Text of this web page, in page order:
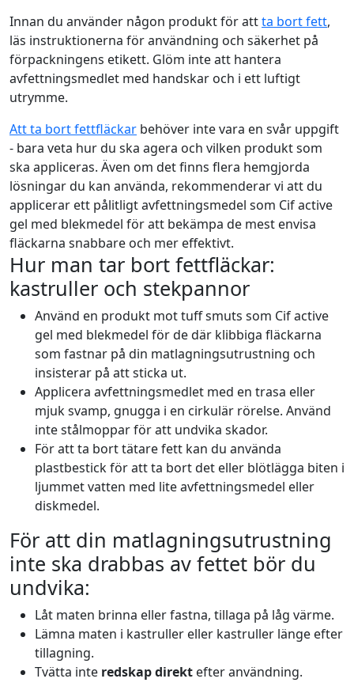
Innan du använder någon produkt för attta bort fett,
läs instruktionerna för användning och säkerhet på
förpackningens etikett. Glöm inte att hantera
avfettningsmedlet med handskar och i ett luftigt
utrymme.
Att ta bort fettfläckar behöver inte vara en svår uppgift
- bara veta hur du ska agera och vilken produkt som
ska appliceras. Även om det finns flera hemgjorda
lösningar du kan använda, rekommenderar vi att du
applicerar ett pålitligt avfettningsmedel som Cif active
gel med blekmedel för att bekämpa de mest envisa
fläckarna snabbare och mer effektivt.
Hur man tar bort fettfläckar:
kastruller och stekpannor
Använd en produkt mot tuff smuts som Cif active
gel med blekmedel för de där klibbiga fläckarna
som fastnar på din matlagningsutrustning och
insisterar på att sticka ut.
Applicera avfettningsmedlet med en trasa eller
mjuk svamp, gnugga i en cirkulär rörelse. Använd
inte stålmoppar för att undvika skador.
För att ta bort tätare fett kan du använda
plastbestick för att ta bort det eller blötlägga biten i
ljummet vatten med lite avfettningsmedel eller
diskmedel.
För att din matlagningsutrustning
inte ska drabbas av fettet bör du
undvika:
Låt maten brinna eller fastna, tillaga på låg värme.
Lämna maten i kastruller eller kastruller länge efter
tillagning.
Tvätta inte redskap direkt efter användning.